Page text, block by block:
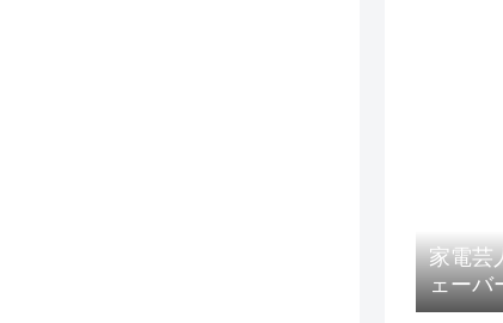
家電芸
ェーバ